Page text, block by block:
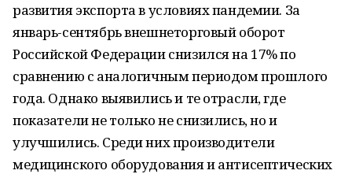
развития экспорта в условиях пандемии. За
январь-сентябрь внешнеторговый оборот
Российской Федерации снизился на 17% по
сравнению с аналогичным периодом прошлого
года. Однако выявились и те отрасли, где
показатели не только не снизились, но и
улучшились. Среди них производители
медицинского оборудования и антисептических